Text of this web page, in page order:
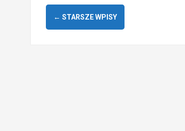
Nawigacja
po
← STARSZE WPISY